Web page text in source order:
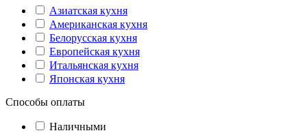
Азиатская кухня
Американская кухня
Белорусская кухня
Европейская кухня
Итальянская кухня
Японская кухня
Способы оплаты
Наличными